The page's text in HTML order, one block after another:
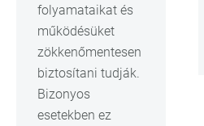
folyamataikat és
működésüket
zökkenőmentesen
biztosítani tudják.
Bizonyos
esetekben ez